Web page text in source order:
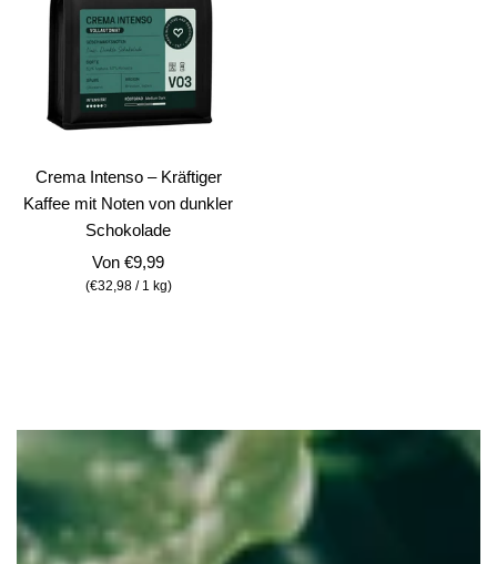
Crema Intenso – Kräftiger
Kaffee mit Noten von dunkler
Schokolade
Von€9,99
(€32,98 / 1 kg)